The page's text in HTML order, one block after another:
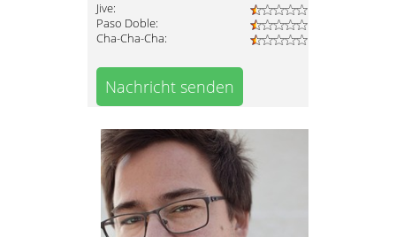
Jive:
Paso Doble:
Cha-Cha-Cha:
Nachricht senden